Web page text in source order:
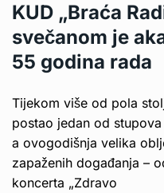
KUD „Braća
svečanom je
55 godina rada
Tijekom više od pola
postao jedan od
a ovogodišnja velika
zapaženih događanja –
koncerta „Zdravo